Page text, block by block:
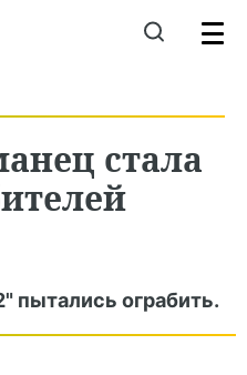
стала
пытались ограбить.